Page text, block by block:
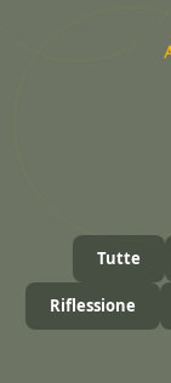
Tutte
Riflessione